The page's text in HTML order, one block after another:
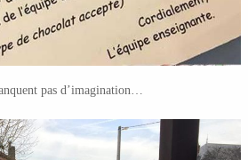
pas d’imagination…